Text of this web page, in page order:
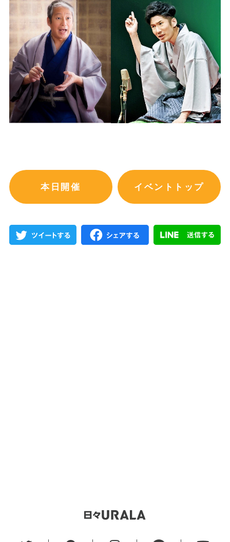
本日開催 イベントトップ